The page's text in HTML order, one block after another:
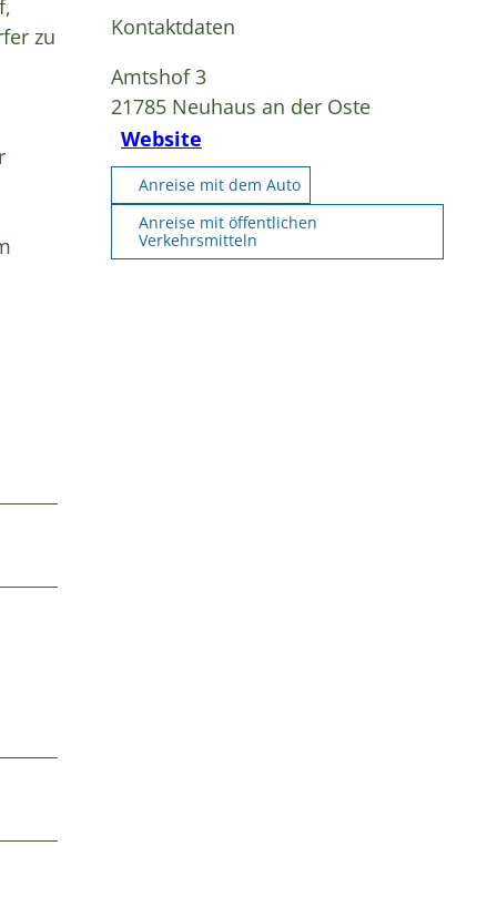
zu
Kontaktdaten
Amtshof 3
21785 Neuhaus an der Oste
Website
Anreise mit dem Auto
Anreise mit öffentlichen
Verkehrsmitteln